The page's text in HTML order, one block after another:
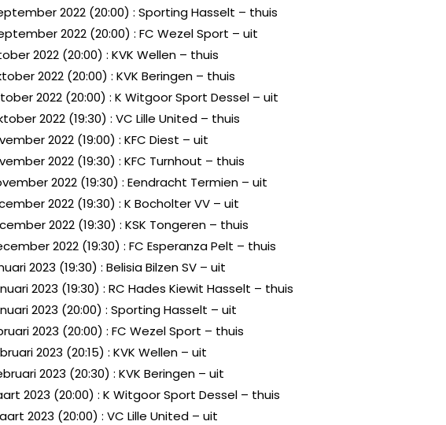
2022 (20:00) : Sporting Hasselt – thuis
2022 (20:00) : FC Wezel Sport – uit
2022 (20:00) : KVK Wellen – thuis
2022 (20:00) : KVK Beringen – thuis
2022 (20:00) : K Witgoor Sport Dessel – uit
2022 (19:30) : VC Lille United – thuis
2022 (19:00) : KFC Diest – uit
2022 (19:30) : KFC Turnhout – thuis
2022 (19:30) : Eendracht Termien – uit
2022 (19:30) : K Bocholter VV – uit
2022 (19:30) : KSK Tongeren – thuis
2022 (19:30) : FC Esperanza Pelt – thuis
2023 (19:30) : Belisia Bilzen SV – uit
2023 (19:30) : RC Hades Kiewit Hasselt – thuis
2023 (20:00) : Sporting Hasselt – uit
2023 (20:00) : FC Wezel Sport – thuis
2023 (20:15) : KVK Wellen – uit
2023 (20:30) : KVK Beringen – uit
2023 (20:00) : K Witgoor Sport Dessel – thuis
2023 (20:00) : VC Lille United – uit